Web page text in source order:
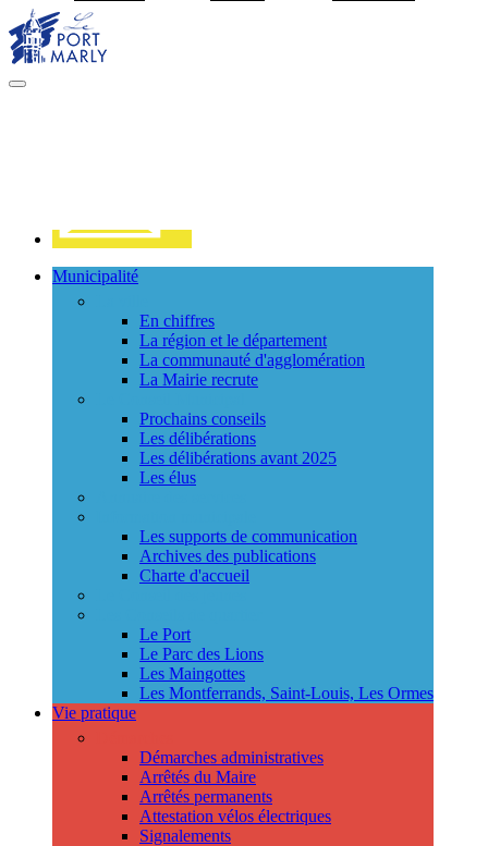
MENU
Municipalité
En chiffres
La région et le département
La communauté d'agglomération
La Mairie recrute
Prochains conseils
Les délibérations
Les délibérations avant 2025
Les élus
Les supports de communication
Archives des publications
Charte d'accueil
Le Port
Le Parc des Lions
Les Maingottes
Les Montferrands, Saint-Louis, Les Ormes
Vie pratique
Démarches administratives
Arrêtés du Maire
Arrêtés permanents
Attestation vélos électriques
Signalements